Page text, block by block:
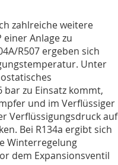
zahlreiche weite­re
Anlage zu
R507 ergeben sich
Unter
zu Einsatz kommt,
und im Verflüssiger
Verflüssigungsdruck auf
Bei R134a ergibt sich
Winterregelung
dem Expansionsventil